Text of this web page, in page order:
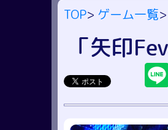
TOP> ゲーム一覧>
「矢印